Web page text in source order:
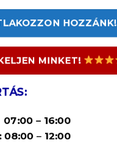
HOZZÁNK!
MINKET!
– 16:00
– 12:00